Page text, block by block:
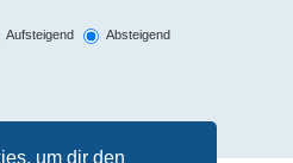
um dir den
Aufsteigend
Absteigend